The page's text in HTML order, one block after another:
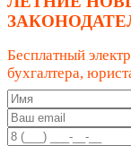
Бесплатный
бухгалтера,